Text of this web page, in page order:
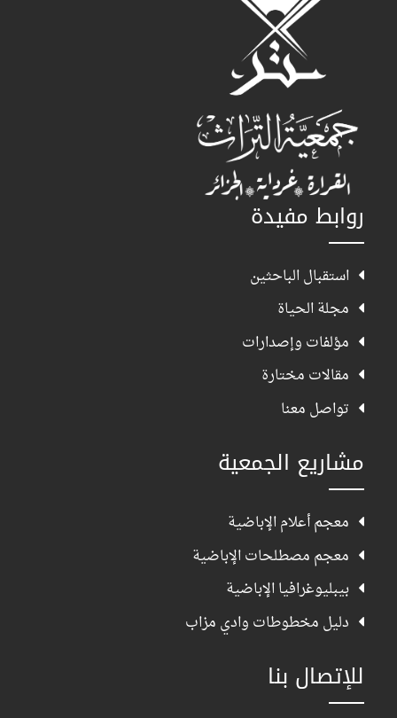
روابط مفيدة
استقبال الباحثين
مجلة الحياة
مؤلفات وإصدارات
مقالات مختارة
تواصل معنا
مشاريع الجمعية
معجم أعلام الإباضية
معجم مصطلحات الإباضية
بيبليوغرافيا الإباضية
دليل مخطوطات وادي مزاب
للإتصال بنا